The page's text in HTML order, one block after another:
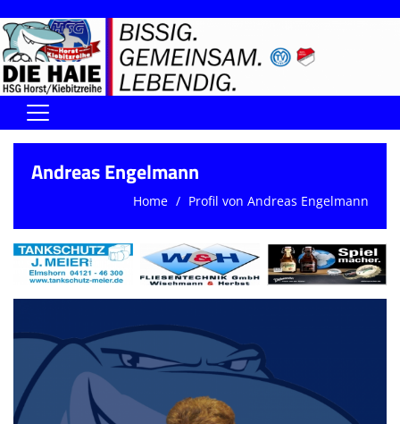
Home
DIE HAIE I Der Vorstand
Handball-Förderverein der Haie
Kontaktformular
UNSERE SPORTHALLEN
Training & Termine
DIENSTE (SR/KG/VK)
Die SpecialHaie
Andreas Engelmann
Home Profil von Andreas Engelmann